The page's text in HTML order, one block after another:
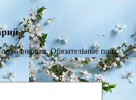
Обязательные поля